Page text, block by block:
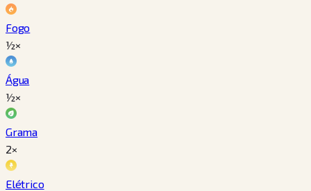
Fogo
½×
Água
½×
Grama
2×
Elétrico